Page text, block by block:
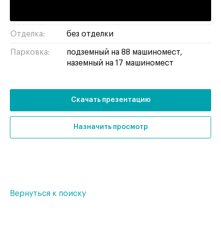
Отделка: без отделки
Парковка:
подземный на 88 машиномест,
наземный на 17 машиномест
Скачать презентацию
Назначить просмотр
Вернуться к поиску